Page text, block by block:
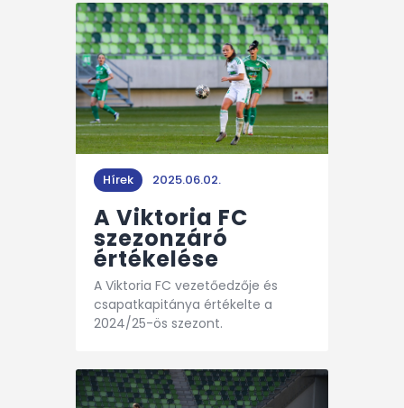
Hírek 2025.06.02.
A Viktoria FC
szezonzáró
értékelése
A Viktoria FC vezetőedzője és
csapatkapitánya értékelte a
2024/25-ös szezont.